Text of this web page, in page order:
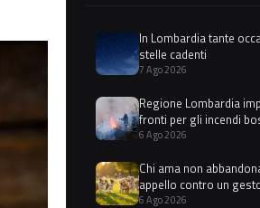
In Lombardia tante
stelle cadenti
7 Ago 2026
Regione Lombardia
fronti per gli incendi
6 Ago 2026
Chi ama non
appello contro un
6 Ago 2026